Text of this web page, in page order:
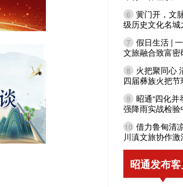
6 黉门开，文
级历史文化名城
7 假日生活 |
文旅融合致富密
8
火把聚同心
四届彝族火把
9
昭通“四化
强降雨实战检
10 借力鲁甸清
川滇文旅协作
昭通发布